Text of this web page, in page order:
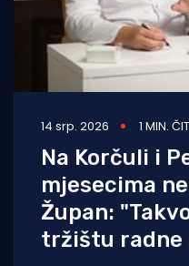
14 srp. 2026 1 MIN.
Na Korčuli i
mjesecima
Župan:
tržištu radne